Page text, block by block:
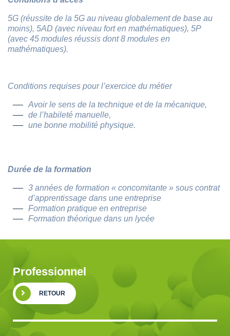
5G (réussite de la 5G au niveau globalement de base au
moins), 5AD (avec niveau fort en mathématiques), 5P
(avec 45 modules réussis dont 8 modules en
mathématiques).
Conditions requises pour l’exercice du métier
Avoir le sens de la technique et de la mécanique,
de l’habileté manuelle,
une bonne mobilité physique.
Durée de la formation
3 années de formation « concomitante » sous contrat
d’apprentissage dans une entreprise
Formation pratique en entreprise
Formation théorique dans un lycée
Professionnel
RETOUR